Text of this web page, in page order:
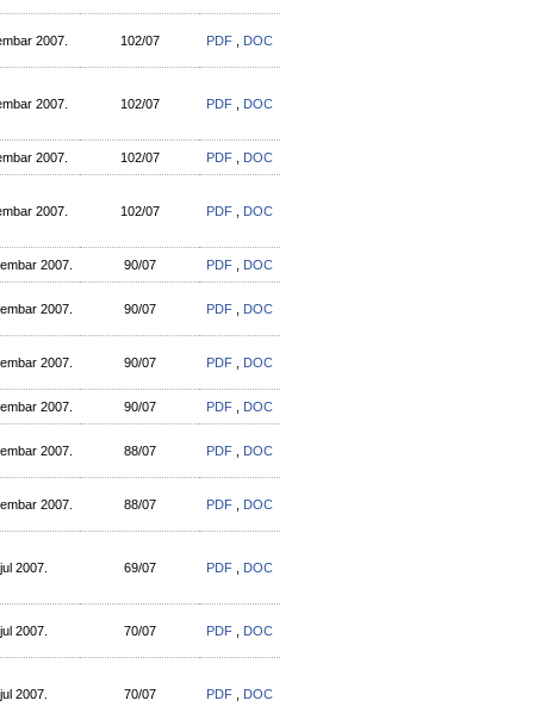
2007. 102/07 PDF DOC
2007. 102/07 PDF DOC
2007. 102/07 PDF DOC
2007. 102/07 PDF DOC
2007. 90/07 PDF DOC
2007. 90/07 PDF DOC
2007. 90/07 PDF DOC
2007. 90/07 PDF DOC
2007. 88/07 PDF DOC
2007. 88/07 PDF DOC
2007. 69/07 PDF DOC
2007. 70/07 PDF DOC
2007. 70/07 PDF DOC